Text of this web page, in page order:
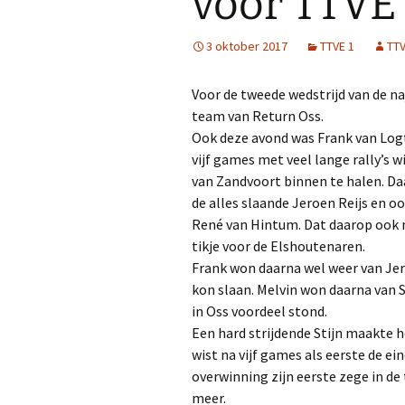
3 oktober 2017 TTVE 1
Voor de tweede wedstrijd van de
team van Return Oss.
Ook deze avond was Frank van
vijf games met veel lange rally’s
van Zandvoort binnen te halen.
de alles slaande Jeroen Reijs en
René van Hintum. Dat daarop
tikje voor de Elshoutenaren.
Frank won daarna wel weer van
kon slaan. Melvin won daarna van
in Oss voordeel stond.
Een hard strijdende Stijn maakte
wist na vijf games als eerste de
overwinning zijn eerste zege in
meer.